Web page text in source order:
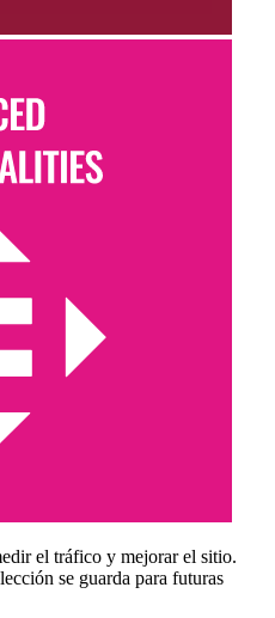
el tráfico y mejorar el sitio.
se guarda para futuras